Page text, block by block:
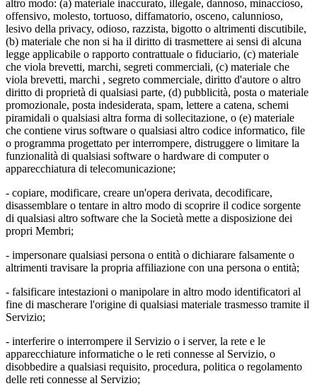
altro modo: (a) materiale inaccurato, illegale, dannoso, minaccioso,
offensivo, molesto, tortuoso, diffamatorio, osceno, calunnioso,
lesivo della privacy, odioso, razzista, bigotto o altrimenti discutibile,
(b) materiale che non si ha il diritto di trasmettere ai sensi di alcuna
legge applicabile o rapporto contrattuale o fiduciario, (c) materiale
che viola brevetti, marchi, segreti commerciali, (c) materiale che
viola brevetti, marchi , segreto commerciale, diritto d'autore o altro
diritto di proprietà di qualsiasi parte, (d) pubblicità, posta o materiale
promozionale, posta indesiderata, spam, lettere a catena, schemi
piramidali o qualsiasi altra forma di sollecitazione, o (e) materiale
che contiene virus software o qualsiasi altro codice informatico, file
o programma progettato per interrompere, distruggere o limitare la
funzionalità di qualsiasi software o hardware di computer o
apparecchiatura di telecomunicazione;
- copiare, modificare, creare un'opera derivata, decodificare,
disassemblare o tentare in altro modo di scoprire il codice sorgente
di qualsiasi altro software che la Società mette a disposizione dei
propri Membri;
- impersonare qualsiasi persona o entità o dichiarare falsamente o
altrimenti travisare la propria affiliazione con una persona o entità;
- falsificare intestazioni o manipolare in altro modo identificatori al
fine di mascherare l'origine di qualsiasi materiale trasmesso tramite il
Servizio;
- interferire o interrompere il Servizio o i server, la rete e le
apparecchiature informatiche o le reti connesse al Servizio, o
disobbedire a qualsiasi requisito, procedura, politica o regolamento
delle reti connesse al Servizio;